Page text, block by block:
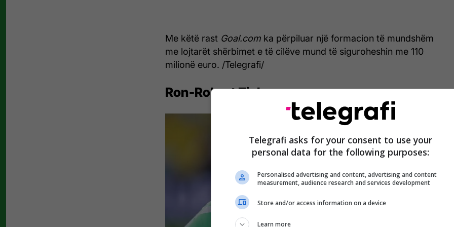
Me këtë rast Goal.com ka përpiluar një formacion të mundshëm
me lojtarët shërbimet e të cilëve mund të siguroheshin me 110
milionë euro. /Telegrafi/
Ron-Robert Zieler
Telegrafi asks for your consent to use your
personal data for the following purposes:
Personalised advertising and content, advertising and content
measurement, audience research and services development
Store and/or access information on a device
Learn more